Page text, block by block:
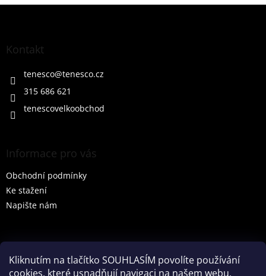
Kliknutím na tlačítko SOUHLASÍM povolíte používání
cookies, které usnadňují navigaci na našem webu,
Z
Kontakt
tenesco@tenesco.cz
315 686 621
tenescovelkoobchod
Informace pro vás
Obchodní podmínky
Ke stažení
Napište nám